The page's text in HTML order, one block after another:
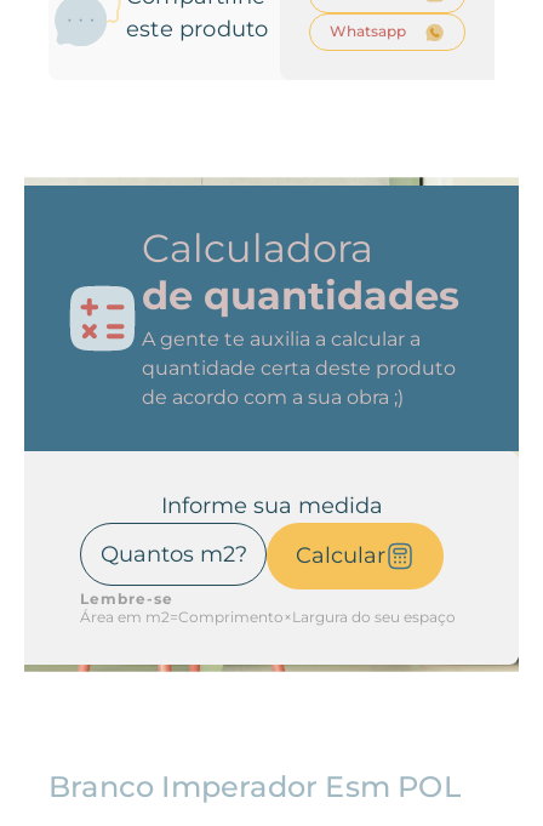
este produto
Whatsapp
Calculadora
de quantidades
A gente te auxilia a calcular a
quantidade certa deste produto
de acordo com a sua obra ;)
Informe sua medida
Calcular
Lembre-se
Área em m2=Comprimento×Largura do seu espaço
Branco Imperador Esm POL